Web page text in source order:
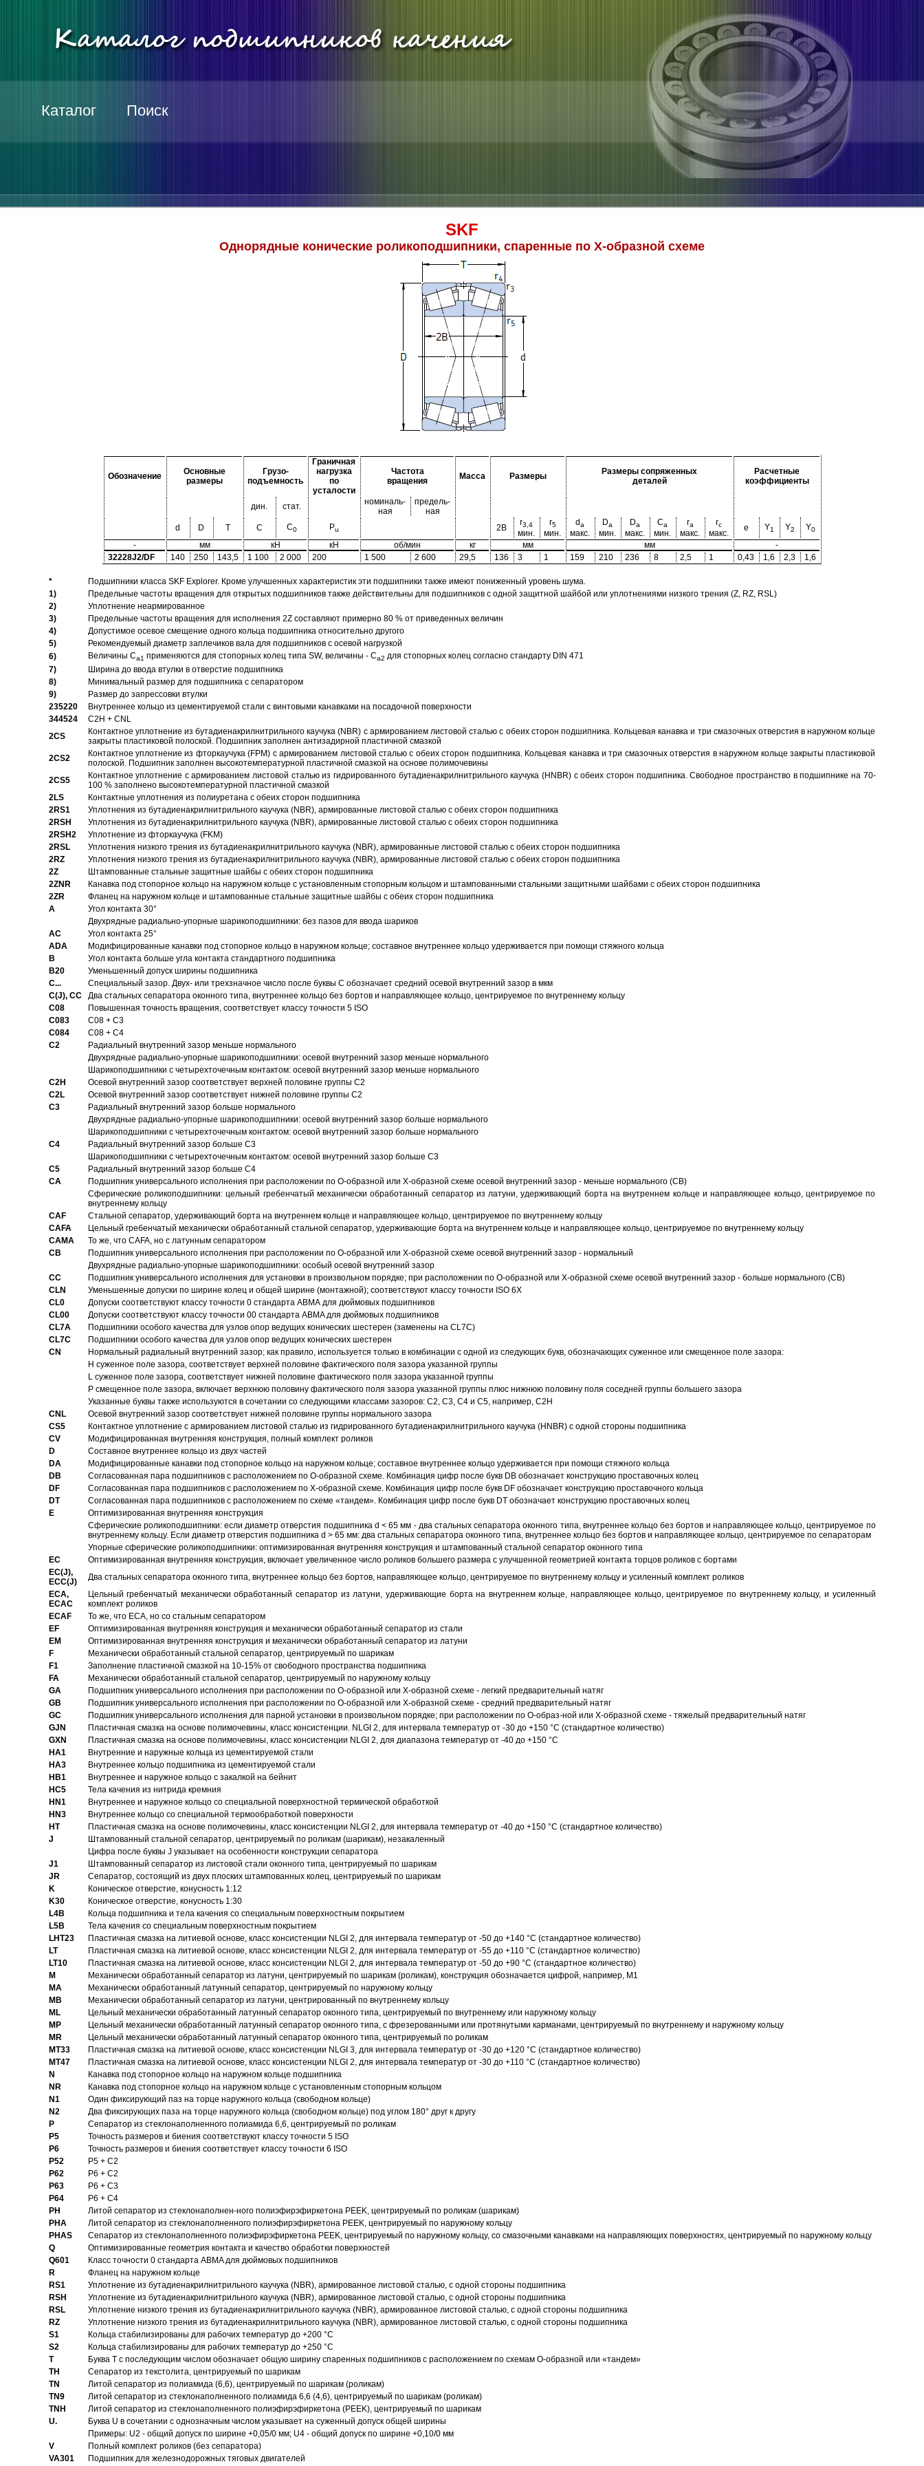
Каталог Поиск
SKF
Однорядные конические роликоподшипники, спаренные по Х-образной схеме
Обозначение
Основные
размеры
Грузо-
подъемность
Граничная
нагрузка
по
усталости
Частота
вращения
Масса Размеры
Размеры сопряженных
деталей
Расчетные
коэффициенты
дин. стат.
номиналь-
ная
предель-
ная
d
D T C C0 Pu 2B
r3,4
мин.
r5
мин.
da
макс.
Da
мин.
Da
макс.
Ca
мин.
ra
макс.
rc
макс.
e Y1 Y2 Y0
- мм кН кН об/мин кг мм мм
-
32228J2/DF
140 250 143,5 1 100 2 000 200 1 500 2 600 29,5 136 3 1 159 210 236 8 2,5 1 0,43 1,6 2,3 1,6
*
Подшипники класса SKF Explorer. Кроме улучшенных характеристик эти подшипники также имеют пониженный уровень шума.
1)
Предельные частоты вращения для открытых подшипников также действительны для подшипников с одной защитной шайбой или уплотнениями низкого трения (Z, RZ, RSL)
2)
Уплотнение неармированное
3)
Предельные частоты вращения для исполнения 2Z составляют примерно 80 % от приведенных величин
4)
Допустимое осевое смещение одного кольца подшипника относительно другого
5)
Рекомендуемый диаметр заплечиков вала для подшипников с осевой нагрузкой
6)
Величины Ca1 применяются для стопорных колец типа SW, величины - Ca2 для стопорных колец согласно стандарту DIN 471
7)
Ширина до ввода втулки в отверстие подшипника
8)
Минимальный размер для подшипника с сепаратором
9)
Размер до запрессовки втулки
235220
Внутреннее кольцо из цементируемой стали с винтовыми канавками на посадочной поверхности
344524
C2H + CNL
2CS
Контактное уплотнение из бутадиенакрилнитрильного каучука (NBR) с армированием листовой сталью с обеих сторон подшипника. Кольцевая канавка и три смазочных отверстия в наружном кольце
закрыты пластиковой полоской. Подшипник заполнен антизадирной пластичной смазкой
2CS2
Контактное уплотнение из фторкаучука (FPM) с армированием листовой сталью с обеих сторон подшипника. Кольцевая канавка и три смазочных отверстия в наружном кольце закрыты пластиковой
полоской. Подшипник заполнен высокотемпературной пластичной смазкой на основе полимочевины
2CS5
Контактное уплотнение с армированием листовой сталью из гидрированного бутадиенакрилнитрильного каучука (HNBR) с обеих сторон подшипника. Свободное пространство в подшипнике на 70-
100 % заполнено высокотемпературной пластичной смазкой
2LS
Контактные уплотнения из полиуретана с обеих сторон подшипника
2RS1
Уплотнения из бутадиенакрилнитрильного каучука (NBR), армированные листовой сталью с обеих сторон подшипника
2RSH
Уплотнения из бутадиенакрилнитрильного каучука (NBR), армированные листовой сталью с обеих сторон подшипника
2RSH2
Уплотнение из фторкаучука (FKM)
2RSL
Уплотнения низкого трения из бутадиенакрилнитрильного каучука (NBR), армированные листовой сталью с обеих сторон подшипника
2RZ
Уплотнения низкого трения из бутадиенакрилнитрильного каучука (NBR), армированные листовой сталью с обеих сторон подшипника
2Z
Штампованные стальные защитные шайбы с обеих сторон подшипника
2ZNR
Канавка под стопорное кольцо на наружном кольце с установленным стопорным кольцом и штампованными стальными защитными шайбами с обеих сторон подшипника
2ZR
Фланец на наружном кольце и штампованные стальные защитные шайбы с обеих сторон подшипника
A
Угол контакта 30°
Двухрядные радиально-упорные шарикоподшипники: без пазов для ввода шариков
AC
Угол контакта 25°
ADA
Модифицированные канавки под стопорное кольцо в наружном кольце; составное внутреннее кольцо удерживается при помощи стяжного кольца
B
Угол контакта больше угла контакта стандартного подшипника
B20
Уменьшенный допуск ширины подшипника
C...
Специальный зазор. Двух- или трехзначное число после буквы С обозначает средний осевой внутренний зазор в мкм
C(J), CC
Два стальных сепаратора оконного типа, внутреннее кольцо без бортов и направляющее кольцо, центрируемое по внутреннему кольцу
C08
Повышенная точность вращения, соответствует классу точности 5 ISO
C083
C08 + C3
C084
C08 + C4
C2
Pадиальный внутренний зазор меньше нормального
Двухрядные радиально-упорные шарикоподшипники: осевой внутренний зазор меньше нормального
Шарикоподшипники с четырехточечным контактом: осевой внутренний зазор меньше нормального
C2H
Осевой внутренний зазор соответствует верхней половине группы C2
C2L
Осевой внутренний зазор соответствует нижней половине группы C2
C3
Pадиальный внутренний зазор больше нормального
Двухрядные радиально-упорные шарикоподшипники: осевой внутренний зазор больше нормального
Шарикоподшипники с четырехточечным контактом: осевой внутренний зазор больше нормального
C4
Pадиальный внутренний зазор больше C3
Шарикоподшипники с четырехточечным контактом: осевой внутренний зазор больше C3
C5
Pадиальный внутренний зазор больше C4
CA
Подшипник универсального исполнения при расположении по О-образной или Х-образной схеме осевой внутренний зазор - меньше нормального (CB)
Сферические роликоподшипники: цельный гребенчатый механически обработанный сепаратор из латуни, удерживающий борта на внутреннем кольце и направляющее кольцо, центрируемое по
внутреннему кольцу
CAF
Стальной сепаратор, удерживающий борта на внутреннем кольце и направляющее кольцо, центрируемое по внутреннему кольцу
CAFA
Цельный гребенчатый механически обработанный стальной сепаратор, удерживающие борта на внутреннем кольце и направляющее кольцо, центрируемое по внутреннему кольцу
CAMA
То же, что CAFA, но с латунным сепаратором
CB
Подшипник универсального исполнения при расположении по О-образной или Х-образной схеме осевой внутренний зазор - нормальный
Двухрядные радиально-упорные шарикоподшипники: особый осевой внутренний зазор
CC
Подшипник универсального исполнения для установки в произвольном порядке; при расположении по О-образной или Х-образной схеме осевой внутренний зазор - больше нормального (CB)
CLN
Уменьшенные допуски по ширине колец и общей ширине (монтажной); соответствуют классу точности ISO 6X
CL0
Допуски соответствуют классу точности 0 стандарта АВМА для дюймовых подшипников
CL00
Допуски соответствуют классу точности 00 стандарта ABMA для дюймовых подшипников
CL7A
Подшипники особого качества для узлов опор ведущих конических шестерен (заменены на CL7C)
CL7C
Подшипники особого качества для узлов опор ведущих конических шестерен
CN
Hормальный радиальный внутренний зазор; как правило, используется только в комбинации с одной из следующих букв, обозначающих суженное или смещенное поле зазора:
H суженное поле зазора, соответствует верхней половине фактического поля зазора указанной группы
L суженное поле зазора, соответствует нижней половине фактического поля зазора указанной группы
P смещенное поле зазора, включает верхнюю половину фактического поля зазора указанной группы плюс нижнюю половину поля соседней группы большего зазора
Указанные буквы также используются в сочетании со следующими классами зазоров: С2, C3, С4 и С5, например, С2Н
CNL
Осевой внутренний зазор соответствует нижней половине группы нормального зазора
CS5
Контактное уплотнение с армированием листовой сталью из гидрированного бутадиенакрилнитрильного каучука (HNBR) с одной стороны подшипника
CV
Модифицированная внутренняя конструкция, полный комплект роликов
D
Составное внутреннее кольцо из двух частей
DA
Модифицированные канавки под стопорное кольцо на наружном кольце; составное внутреннее кольцо удерживается при помощи стяжного кольца
DB
Согласованная пара подшипников с расположением по О-образной схеме. Комбинация цифр после букв DB обозначает конструкцию проставочных колец
DF
Согласованная пара подшипников с расположением по Х-образной схеме. Комбинация цифр после букв DF обозначает конструкцию проставочного кольца
DT
Согласованная пара подшипников с расположением по схеме «тандем». Комбинация цифр после букв DT обозначает конструкцию проставочных колец
E
Оптимизированная внутренняя конструкция
Сферические роликоподшипники: если диаметр отверстия подшипника d < 65 мм - два стальных сепаратора оконного типа, внутреннее кольцо без бортов и направляющее кольцо, центрируемое по
внутреннему кольцу. Если диаметр отверстия подшипника d > 65 мм: два стальных сепаратора оконного типа, внутреннее кольцо без бортов и направляющее кольцо, центрируемое по сепараторам
Упорные сферические роликоподшипники: оптимизированная внутренняя конструкция и штампованный стальной сепаратор оконного типа
EC
Oптимизированная внутренняя конструкция, включает увеличенное число роликов большего размера с улучшенной геометрией контакта торцов роликов с бортами
EC(J),
ECC(J)
Два стальных сепаратора оконного типа, внутреннее кольцо без бортов, направляющее кольцо, центрируемое по внутреннему кольцу и усиленный комплект роликов
ECA,
ECAC
Цельный гребенчатый механически обработанный сепаратор из латуни, удерживающие борта на внутреннем кольце, направляющее кольцо, центрируемое по внутреннему кольцу, и усиленный
комплект роликов
ECAF
То же, что ECA, но со стальным сепаратором
EF
Оптимизированная внутренняя конструкция и механически обработанный сепаратор из стали
EM
Оптимизированная внутренняя конструкция и механически обработанный сепаратор из латуни
F
Механически обработанный стальной сепаратор, центрируемый по шарикам
F1
Заполнение пластичной смазкой на 10-15% от свободного пространства подшипника
FA
Механически обработанный стальной сепаратор, центрируемый по наружному кольцу
GA
Подшипник универсального исполнения при расположении по О-образной или Х-образной схеме - легкий предварительный натяг
GB
Подшипник универсального исполнения при расположении по О-образной или Х-образной схеме - средний предварительный натяг
GC
Подшипник универсального исполнения для парной установки в произвольном порядке; при расположении по О-образ-ной или Х-образной схеме - тяжелый предварительный натяг
GJN
Пластичная смазка на основе полимочевины, класс консистенции. NLGI 2, для интервала температур от -30 до +150 °C (стандартное количество)
GXN
Пластичная смазка на основе полимочевины, класс консистенции NLGI 2, для диапазона температур от -40 до +150 °C
HA1
Внутренние и наружные кольца из цементируемой стали
HA3
Bнутреннее кольцо подшипника из цементируемой стали
HB1
Bнутреннее и наружное кольцо с закалкой на бейнит
HC5
Тела качения из нитрида кремния
HN1
Bнутреннее и наружное кольцо со специальной поверхностной термической обработкой
HN3
Внутреннее кольцо со специальной термообработкой поверхности
HT
Пластичная смазка на основе полимочевины, класс консистенции NLGI 2, для интервала температур от -40 до +150 °C (стандартное количество)
J
Штампованный стальной сепаратор, центрируемый по роликам (шарикам), незакаленный
Цифра после буквы J указывает на особенности конструкции сепаратора
J1
Штампованный сепаратор из листовой стали оконного типа, центрируемый по шарикам
JR
Сепаратор, состоящий из двух плоских штампованных колец, центрируемый по шарикам
K
Коническое отверстие, конусность 1:12
K30
Коническое отверстие, конусность 1:30
L4B
Кольца подшипника и тела качения со специальным поверхностным покрытием
L5B
Тела качения со специальным поверхностным покрытием
LHT23
Пластичная смазка на литиевой основе, класс консистенции NLGI 2, для интервала температур от -50 до +140 °C (стандартное количество)
LT
Пластичная смазка на литиевой основе, класс консистенции NLGI 2, для интервала температур от -55 до +110 °C (стандартное количество)
LT10
Пластичная смазка на литиевой основе, класс консистенции NLGI 2, для интервала температур от -50 до +90 °C (стандартное количество)
M
Механически обработанный сепаратор из латуни, центрируемый по шарикам (роликам), конструкция обозначается цифрой, например, M1
MA
Механически обработанный латунный сепаратор, центрируемый по наружному кольцу
MB
Механически обработанный сепаратор из латуни, центрированный по внутреннему кольцу
ML
Цельный механически обработанный латунный сепаратор оконного типа, центрируемый по внутреннему или наружному кольцу
MP
Цельный механически обработанный латунный сепаратор оконного типа, с фрезерованными или протянутыми карманами, центрируемый по внутреннему и наружному кольцу
MR
Цельный механически обработанный латунный сепаратор оконного типа, центрируемый по роликам
MT33
Пластичная смазка на литиевой основе, класс консистенции NLGI 3, для интервала температур от -30 до +120 °C (стандартное количество)
MT47
Пластичная смазка на литиевой основе, класс консистенции NLGI 2, для интервала температур от -30 до +110 °C (стандартное количество)
N
Канавка под стопорное кольцо на наружном кольце подшипника
NR
Канавка под стопорное кольцо на наружном кольце с установленным стопорным кольцом
N1
Один фиксирующий паз на торце наружного кольца (свободном кольце)
N2
Два фиксирующих паза на торце наружного кольца (свободном кольце) под углом 180° друг к другу
P
Cепаратор из стеклонаполненного полиамида 6,6, центрируемый по роликам
P5
Точность размеров и биения соответствуют классу точности 5 ISO
P6
Точность размеров и биения соответствует классу точности 6 ISO
P52
P5 + C2
P62
P6 + C2
P63
P6 + C3
P64
P6 + C4
PH
Литой сепаратор из стеклонаполнен-ного полиэфирэфиркетона PEEK, центрируемый по роликам (шарикам)
PHA
Литой сепаратор из стеклонаполненного полиэфирэфиркетона PEEK, центрируемый по наружному кольцу
PHAS
Сепаратор из стеклонаполненного полиэфирэфиркетона PEEK, центрируемый по наружному кольцу, со смазочными канавками на направляющих поверхностях, центрируемый по наружному кольцу
Q
Оптимизированные геометрия контакта и качество обработки поверхностей
Q601
Класс точности 0 стандарта ABMA для дюймовых подшипников
R
Фланец на наружном кольце
RS1
Уплотнение из бутадиенакрилнитрильного каучука (NBR), армированное листовой сталью, с одной стороны подшипника
RSH
Уплотнение из бутадиенакрилнитрильного каучука (NBR), армированное листовой сталью, с одной стороны подшипника
RSL
Уплотнение низкого трения из бутадиенакрилнитрильного каучука (NBR), армированное листовой сталью, с одной стороны подшипника
RZ
Уплотнение низкого трения из бутадиенакрилнитрильного каучука (NBR), армированное листовой сталью, с одной стороны подшипника
S1
Кольца стабилизированы для рабочих температур до +200 °C
S2
Кольца стабилизированы для рабочих температур до +250 °C
T
Буква T с последующим числом обозначает общую ширину спаренных подшипников с расположением по схемам О-образной или «тандем»
TH
Сепаратор из текстолита, центрируемый по шарикам
TN
Литой сепаратор из полиамида (6,6), центрируемый по шарикам (роликам)
TN9
Литой сепаратор из стеклонаполненного полиамида 6,6 (4,6), центрируемый по шарикам (роликам)
TNH
Литой сепаратор из стеклонаполненного полиэфирэфиркетона (PEEK), центрируемый по шарикам
U.
Буква U в сочетании с однозначным числом указывает на суженный допуск общей ширины
Примеры: U2 - общий допуск по ширине +0,05/0 мм; U4 - общий допуск по ширине +0,10/0 мм
V
Полный комплект роликов (без сепаратора)
VA301
Подшипник для железнодорожных тяговых двигателей